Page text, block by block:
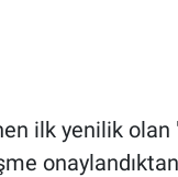
ilk yenilik olan